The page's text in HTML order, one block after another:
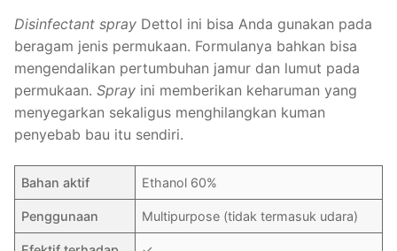
Disinfectant spray Dettol ini bisa Anda gunakan pada
beragam jenis permukaan. Formulanya bahkan bisa
mengendalikan pertumbuhan jamur dan lumut pada
permukaan. Spray ini memberikan keharuman yang
menyegarkan sekaligus menghilangkan kuman
penyebab bau itu sendiri.
Bahan aktif Ethanol 60%
Penggunaan Multipurpose (tidak termasuk udara)